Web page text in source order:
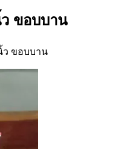
ขอบบาน
ว ขอบบาน